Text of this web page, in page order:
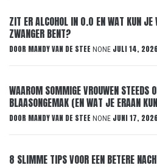
ZIT ER ALCOHOL IN 0.0 EN WAT KUN JE
ZWANGER BENT?
DOOR MANDY VAN DE STEE NONE JULI 14,
WAAROM SOMMIGE VROUWEN STEEDS
BLAASONGEMAK (EN WAT JE ERAAN
DOOR MANDY VAN DE STEE NONE JUNI 17,
8 SLIMME TIPS VOOR EEN BETERE